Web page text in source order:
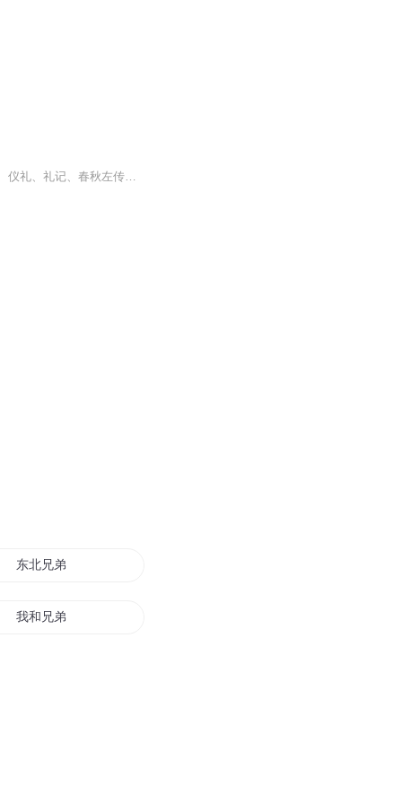
《十三经》，南宋时并称的十三部儒家经籍，为历代文人推崇。为周易、尚书、诗经、周礼、仪礼、礼记、春秋左传、春秋公羊传、春秋谷梁传、孝经、论语、孟子、尔雅。汉代立诗、书、礼、易、春秋于学官，称五经。唐代增三礼之周礼、仪礼，并春秋左氏传、公羊...
东北兄弟
我和兄弟